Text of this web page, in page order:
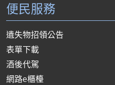
便民服務
遺失物招領公告
表單下載
酒後代駕
網路e櫃檯